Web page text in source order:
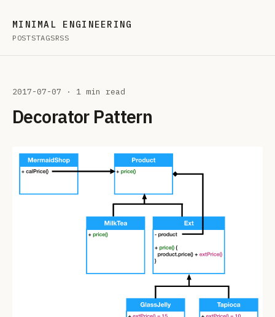
MINIMAL ENGINEERING
POSTSTAGSRSS
2017-07-07 · 1 min read
Decorator Pattern